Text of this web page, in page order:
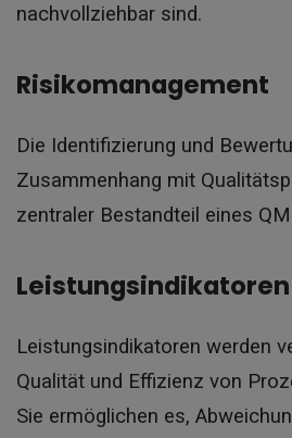
nachvollziehbar sind.
Risikomanagement
Die Identifizierung und
Zusammenhang mit
zentraler Bestandteil eines
Leistungsindikatoren
Leistungsindikatoren werden
Qualität und Effizienz von
Sie ermöglichen es,